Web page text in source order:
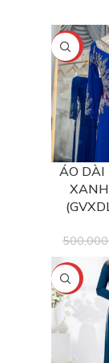
-40%
ÁO DÀI
500,000
-50%